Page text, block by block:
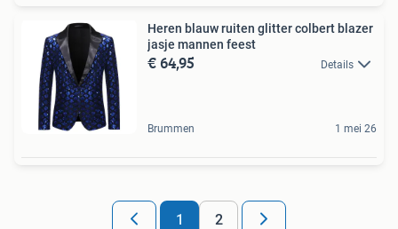
Heren blauw ruiten glitter colbert blazer
jasje mannen feest
€ 64,95 Details
Brummen 1 mei 26
1 2